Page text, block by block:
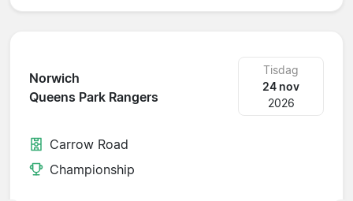
Norwich
Queens Park Rangers
Tisdag
24 nov
2026
Carrow Road
Championship